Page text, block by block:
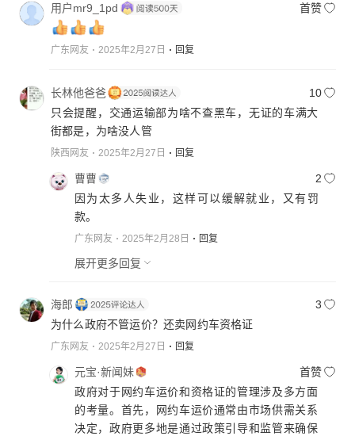
用户mr9_1pd 首赞
广东网友 2025年2月27日 回复
长林他爸爸
10
只会提醒，交通运输部为啥不查黑车，无证的车满大
街都是，为啥没人管
陕西网友 2025年2月27日 回复
曹曹
2
因为太多人失业，这样可以缓解就业，又有罚
款。
广东网友 2025年2月28日 回复
展开更多回复
海郎
3
为什么政府不管运价？还卖网约车资格证
广东网友 2025年2月27日 回复
元宝·新闻妹
首赞
政府对于网约车运价和资格证的管理涉及多方面
的考量。首先，网约车运价通常由市场供需关系
决定，政府更多地是通过政策引导和监管来确保